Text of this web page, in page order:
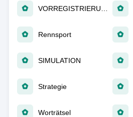
Rennsport
SIMULATION
Strategie
Worträtsel